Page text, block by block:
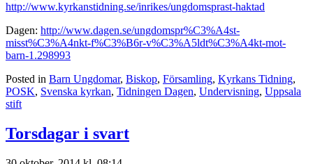
http://www.kyrkanstidning.se/inrikes/ungdomsprast-haktad
Dagen: http://www.dagen.se/ungdomspr%C3%A4st-
misst%C3%A4nkt-f%C3%B6r-v%C3%A5ldt%C3%A4kt-mot-
barn-1.298993
Posted in Barn Ungdomar, Biskop, Församling, Kyrkans Tidning,
POSK, Svenska kyrkan, Tidningen Dagen, Undervisning, Uppsala
stift
Torsdagar i svart